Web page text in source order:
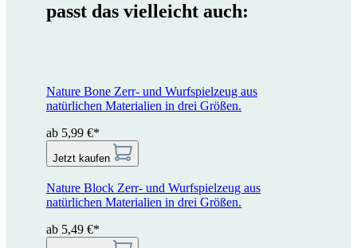
passt das vielleicht auch:
Nature Bone Zerr- und Wurfspielzeug aus
natürlichen Materialien in drei Größen.
ab 5,99 €*
Jetzt kaufen
Nature Block Zerr- und Wurfspielzeug aus
natürlichen Materialien in drei Größen.
ab 5,49 €*